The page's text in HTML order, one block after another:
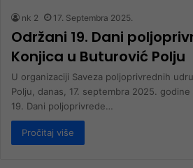
nk 2 17. Septembra 2025.
Održani 19. Dani
Konjica u Buturović Polju
U organizaciji Saveza poljoprivrednih
Polju, danas, 17. septembra 2025.
19. Dani poljoprivrede…
Pročitaj više